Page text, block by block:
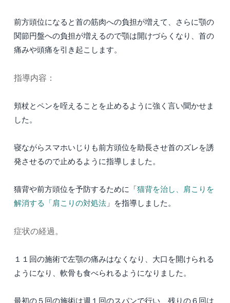
前方頭位になると首の筋肉への負担が増えて、さらに顎の
関節円盤への負担が増えるので顎は開けづらくなり、首の
痛みや頭痛を引き起こします。
指導内容：
頬杖とペンを咥えることを止めるように強く言い聞かせま
した。
寝ながらスマホいじりも前方頭位を助長させ首のズレを誘
発させるので止めるように指導しました。
猫背や前方頭位を予防するために「猫背を治し、肩こりを
解消する「肩こりの対処法 」を指導しました。
症状の経過。
１１回の施術で左顎の痛みはなくなり、大口を開けられる
ようになり、軟骨も食べられるようになりました。
最初の５回の施術は週１回のスパンで行い、残りの６回は